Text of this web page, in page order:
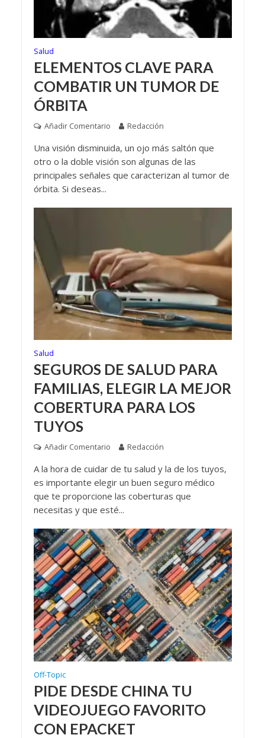
Salud
ELEMENTOS CLAVE PARA
COMBATIR UN TUMOR DE
ÓRBITA
Añadir Comentario Redacción
Una visión disminuida, un ojo más saltón que
otro o la doble visión son algunas de las
principales señales que caracterizan al tumor de
órbita. Si deseas...
Salud
SEGUROS DE SALUD PARA
FAMILIAS, ELEGIR LA MEJOR
COBERTURA PARA LOS
TUYOS
Añadir Comentario Redacción
A la hora de cuidar de tu salud y la de los tuyos,
es importante elegir un buen seguro médico
que te proporcione las coberturas que
necesitas y que esté...
Off-Topic
PIDE DESDE CHINA TU
VIDEOJUEGO FAVORITO
CON EPACKET